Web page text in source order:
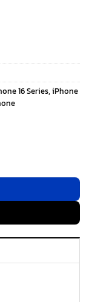
16 Series, iPhone
Max - สี Polished